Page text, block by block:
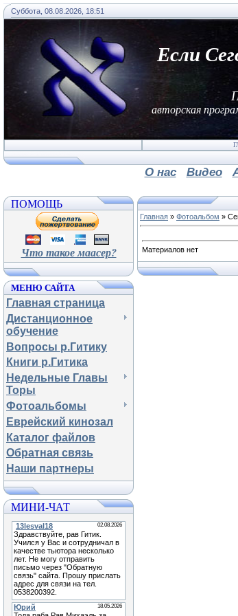
Суббота, 08.08.2026, 18:51
Если
авторская
О нас Видео
ПОМОЩЬ
Что такое маасер?
МЕНЮ САЙТА
Главная страница
Дистанционное
обучение
Вопросы р.Гитику
Книги р.Гитика
Недельные Главы
Торы
Фотоальбомы
Еврейский кинозал
Каталог файлов
Обратная связь
Наши партнеры
МИНИ-ЧАТ
Главная » Фотоальбом »
Материалов нет